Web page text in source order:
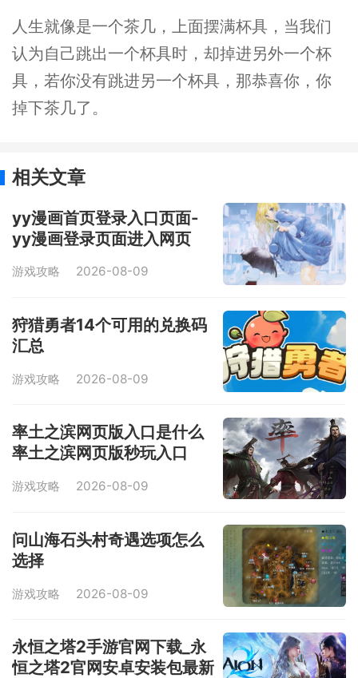
人生就像是一个茶几，上面摆满杯具，当我们
认为自己跳出一个杯具时，却掉进另外一个杯
具，若你没有跳进另一个杯具，那恭喜你，你
掉下茶几了。
相关文章
yy漫画首页登录入口页面-
yy漫画登录页面进入网页
游戏攻略 2026-08-09
狩猎勇者14个可用的兑换码
汇总
游戏攻略 2026-08-09
率土之滨网页版入口是什么
率土之滨网页版秒玩入口
游戏攻略 2026-08-09
问山海石头村奇遇选项怎么
选择
游戏攻略 2026-08-09
永恒之塔2手游官网下载_永
恒之塔2官网安卓安装包最新